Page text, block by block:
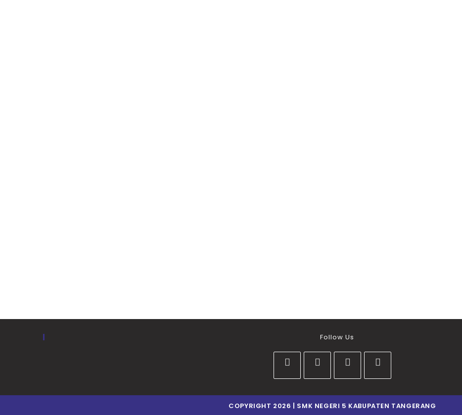
Follow Us
COPYRIGHT 2026 | SMK NEGERI 5 KABUPATEN TANGERANG